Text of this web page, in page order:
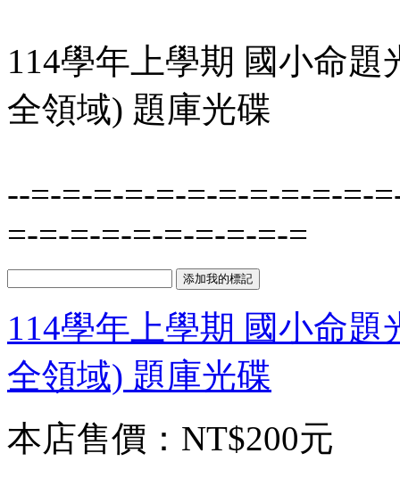
114學年上學期 國小命
全領域) 題庫光碟
--=-=-=-=-=-=-=-=-=-=-=-
=-=-=-=-=-=-=-=-=-=
114學年上學期 國小命
全領域) 題庫光碟
本店售價： NT$200元